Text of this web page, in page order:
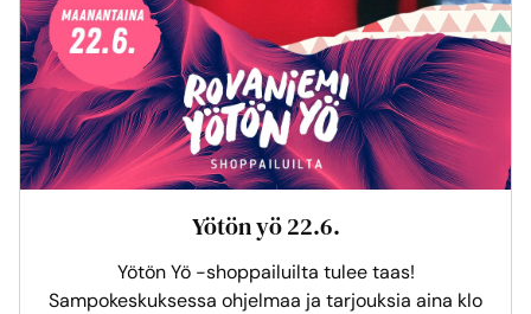
Yötön yö 22.6.
Yötön Yö -shoppailuilta tulee taas!
Sampokeskuksessa ohjelmaa ja tarjouksia aina klo